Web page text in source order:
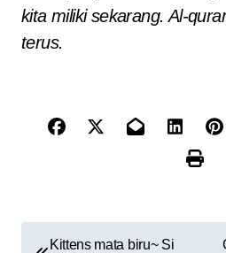
kita miliki sekarang. Al-
terus.
Kittens mata biru~ Si